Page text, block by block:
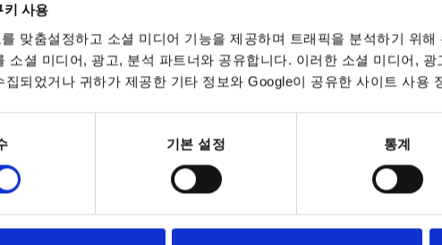
키 사용
맞춤설정하고 소셜 미디어 기능을 제공하며 트래픽을 분석하기 위
소셜 미디어, 광고, 분석 파트너와 공유합니다. 이러한 소셜 미디어,
집되었거나 귀하가 제공한 기타 정보와 Google이 공유한 사이트 사용
기본 설정 통계
D1 D2
several times a day at regular intervals.
7 to 9